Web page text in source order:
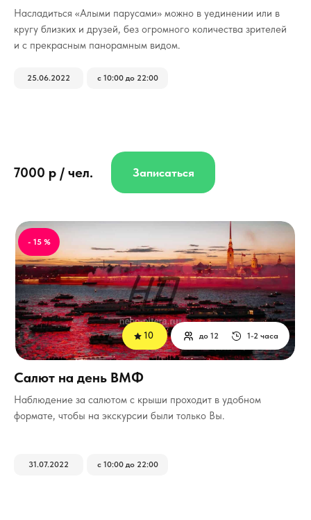
Насладиться «Алыми парусами» можно в уединении или в
кругу близких и друзей, без огромного количества зрителей
и с прекрасным панорамным видом.
7000 р / чел.
25.06.2022 с 10:00 до 22:00
Записаться
Наблюдение за салютом с крыши проходит в удобном
формате, чтобы на экскурсии были только Вы.
1-2 часа
до 12
31.07.2022 с 10:00 до 22:00
- 15 %
Салют на день ВМФ
10